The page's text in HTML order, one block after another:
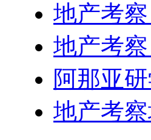
地产考
地产考
阿那亚
地产考